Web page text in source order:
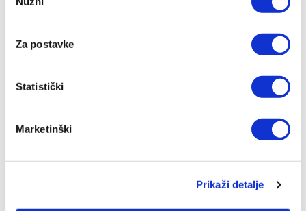
Selection
Za postavke
Statistički
Marketinški
Prikaži detalje
pronašao novi angažman